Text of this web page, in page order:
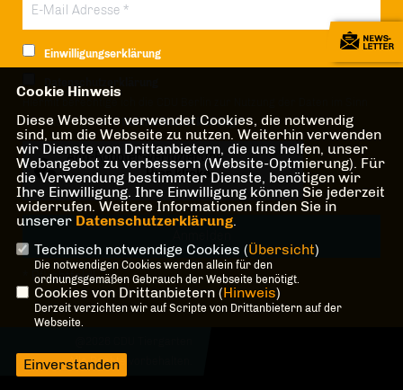
Einwilligungserklärung
der nachfolgenden Datenschutzerklärung.*
Anti-Roboter-Verifizierung
Hier klicken
Friendly Captcha ⇗
* Pflichtfeld!
Alle Rechte vorbehalten.
Cookie Hinweis
Diese Webseite verwendet Cookies, die notwendig
sind, um die Webseite zu nutzen. Weiterhin verwenden
wir Dienste von Drittanbietern, die uns helfen, unser
Webangebot zu verbessern (Website-Optmierung). Für
die Verwendung bestimmter Dienste, benötigen wir
Ihre Einwilligung. Ihre Einwilligung können Sie jederzeit
widerrufen. Weitere Informationen finden Sie in
unserer Datenschutzerklärung.
Technisch notwendige Cookies (Übersicht)
Die notwendigen Cookies werden allein für den
ordnungsgemäßen Gebrauch der Webseite benötigt.
Cookies von Drittanbietern (Hinweis)
Derzeit verzichten wir auf Scripte von Drittanbietern auf der
Webseite.
Einverstanden